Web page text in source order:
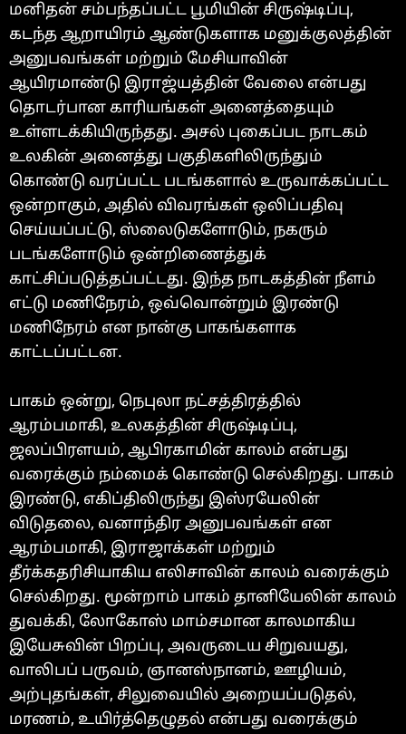
மனிதன் சம்பந்தப்பட்ட பூமியின் சிருஷ்டிப்பு,
கடந்த ஆறாயிரம் ஆண்டுகளாக மனுக்குலத்தின்
அனுபவங்கள் மற்றும் மேசியாவின்
ஆயிரமாண்டு இராஜ்யத்தின் வேலை என்பது
தொடர்பான காரியங்கள் அனைத்தையும்
உள்ளடக்கியிருந்தது. அசல் புகைப்பட நாடகம்
உலகின் அனைத்து பகுதிகளிலிருந்தும்
கொண்டு வரப்பட்ட படங்களால் உருவாக்கப்பட்ட
ஒன்றாகும், அதில் விவரங்கள் ஒலிப்பதிவு
செய்யப்பட்டு, ஸ்லைடுகளோடும், நகரும்
படங்களோடும் ஒன்றிணைத்துக்
காட்சிப்படுத்தப்பட்டது. இந்த நாடகத்தின் நீளம்
எட்டு மணிநேரம், ஒவ்வொன்றும் இரண்டு
மணிநேரம் என நான்கு பாகங்களாக
காட்டப்பட்டன.
பாகம் ஒன்று, நெபுலா நட்சத்திரத்தில்
ஆரம்பமாகி, உலகத்தின் சிருஷ்டிப்பு,
ஜலப்பிரளயம், ஆபிரகாமின் காலம் என்பது
வரைக்கும் நம்மைக் கொண்டு செல்கிறது. பாகம்
இரண்டு, எகிப்திலிருந்து இஸ்ரயேலின்
விடுதலை, வனாந்திர அனுபவங்கள் என
ஆரம்பமாகி, இராஜாக்கள் மற்றும்
தீர்க்கதரிசியாகிய எலிசாவின் காலம் வரைக்கும்
செல்கிறது. மூன்றாம் பாகம் தானியேலின் காலம்
துவக்கி, லோகோஸ் மாம்சமான காலமாகிய
இயேசுவின் பிறப்பு, அவருடைய சிறுவயது,
வாலிபப் பருவம், ஞானஸ்நானம், ஊழியம்,
அற்புதங்கள், சிலுவையில் அறையப்படுதல்,
மரணம், உயிர்த்தெழுதல் என்பது வரைக்கும்